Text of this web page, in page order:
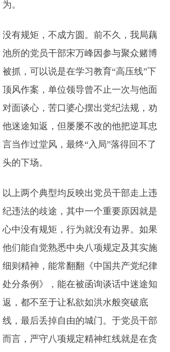
为。
没有规矩，不成方圆。前不久，我局藕
池所的党员干部宋万峰因参与聚众赌博
被抓，可以说是在学习教育“高压线”下
顶风作案，单位领导曾不止一次与他面
对面谈心，苦口婆心摆出党纪法规，劝
他迷途知返，但屡屡不改的他把逆耳忠
言当作过堂风，最终“入局”落得回不了
头的下场。
以上两个典型均反映出党员干部走上违
纪违法的歧途，其中一个重要原因就是
心中没有规矩，行为就没有边界。如果
他们能自觉熟悉中央八项规定及其实施
细则精神，能常翻翻《中国共产党纪律
处分条例》，能在被函询谈话中迷途知
返，都不至于让私欲如洪水般突破底
线，最后丢掉自由的城门。于党员干部
而言，严守八项规定精神红线就是在贪